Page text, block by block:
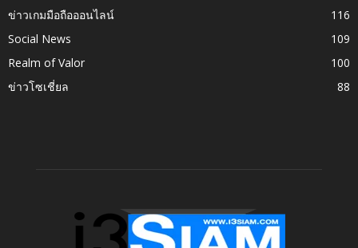
ข่าวเกมมือถือออนไลน์
116
Social News
109
Realm of Valor
100
ข่าวโซเชี่ยล
88